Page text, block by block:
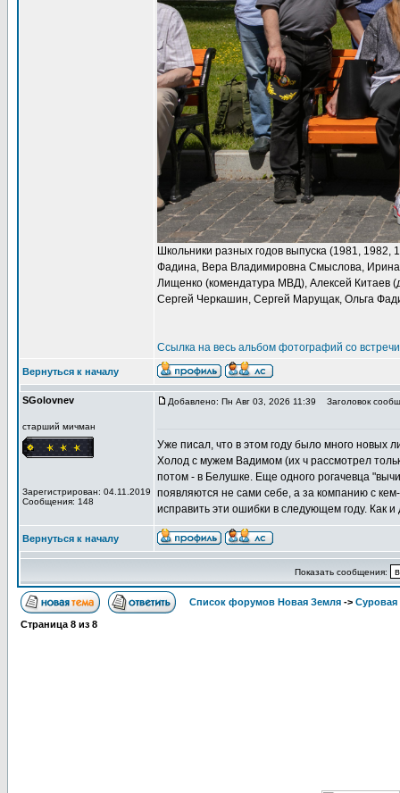
Школьники разных годов выпуска (1981,
Фадина, Вера Владимировна Смыслова,
Лищенко (комендатура МВД), Алексей Китаев
Сергей Черкашин, Сергей Марущак, Ольга
Ссылка на весь альбом фотографий со
Вернуться к началу
SGolovnev
старший мичман
Зарегистрирован: 04.11.2019
Сообщения: 148
Добавлено: Пн Авг 03, 2026 11:39 Заголовок
Уже писал, что в этом году было много новых
Холод с мужем Вадимом (их ч рассмотрел
потом - в Белушке. Еще одного рогачевца
появляются не сами себе, а за компанию с
исправить эти ошибки в следующем году.
Вернуться к началу
Показать сообщения:
Список форумов Новая Земля -> Суровая
Страница 8 из 8